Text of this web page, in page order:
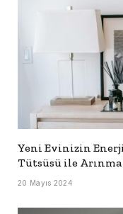
Yeni Evinizin
Tütsüsü ile
20 Mayıs 2024